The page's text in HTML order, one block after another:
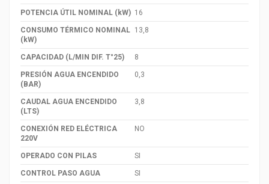
POTENCIA ÚTIL NOMINAL (kW) 16
CONSUMO TÉRMICO NOMINAL
(kW)
13,8
CAPACIDAD (L/MIN DIF. T°25) 8
PRESIÓN AGUA ENCENDIDO
(BAR)
0,3
CAUDAL AGUA ENCENDIDO
(LTS)
3,8
CONEXIÓN RED ELÉCTRICA
220V
NO
OPERADO CON PILAS SI
CONTROL PASO AGUA SI